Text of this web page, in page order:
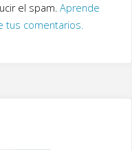
el spam. Aprende
comentarios.